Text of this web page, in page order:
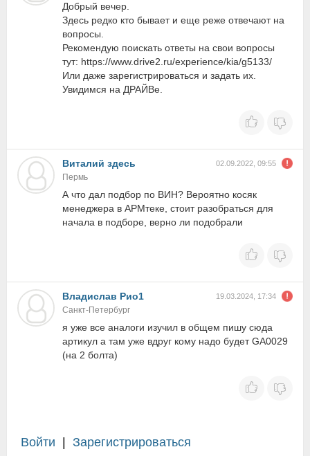
Добрый вечер.
Здесь редко кто бывает и еще реже отвечают на
вопросы.
Рекомендую поискать ответы на свои вопросы
тут: https://www.drive2.ru/experience/kia/g5133/
Или даже зарегистрироваться и задать их.
Увидимся на ДРАЙВе.
Виталий здесь 02.09.2022, 09:55
Пермь
А что дал подбор по ВИН? Вероятно косяк
менеджера в АРМтеке, стоит разобраться для
начала в подборе, верно ли подобрали
Владислав Рио1 19.03.2024, 17:34
Санкт-Петербург
я уже все аналоги изучил в общем пишу сюда
артикул а там уже вдруг кому надо будет GA0029
(на 2 болта)
Войти Зарегистрироваться